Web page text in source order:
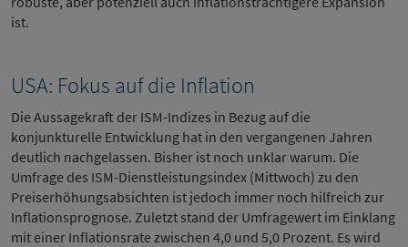
ist.
USA: Fokus auf die Inflation
Die Aussagekraft der ISM-Indizes in Bezug auf die
konjunkturelle Entwicklung hat in den vergangenen Jahren
deutlich nachgelassen. Bisher ist noch unklar warum. Die
Umfrage des ISM-Dienstleistungsindex (Mittwoch) zu den
Preiserhöhungsabsichten ist jedoch immer noch hilfreich zur
Inflationsprognose. Zuletzt stand der Umfragewert im Einklang
mit einer Inflationsrate zwischen 4,0 und 5,0 Prozent. Es wird